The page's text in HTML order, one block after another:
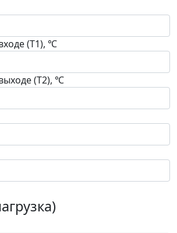
(T1), ℃
(T2), ℃